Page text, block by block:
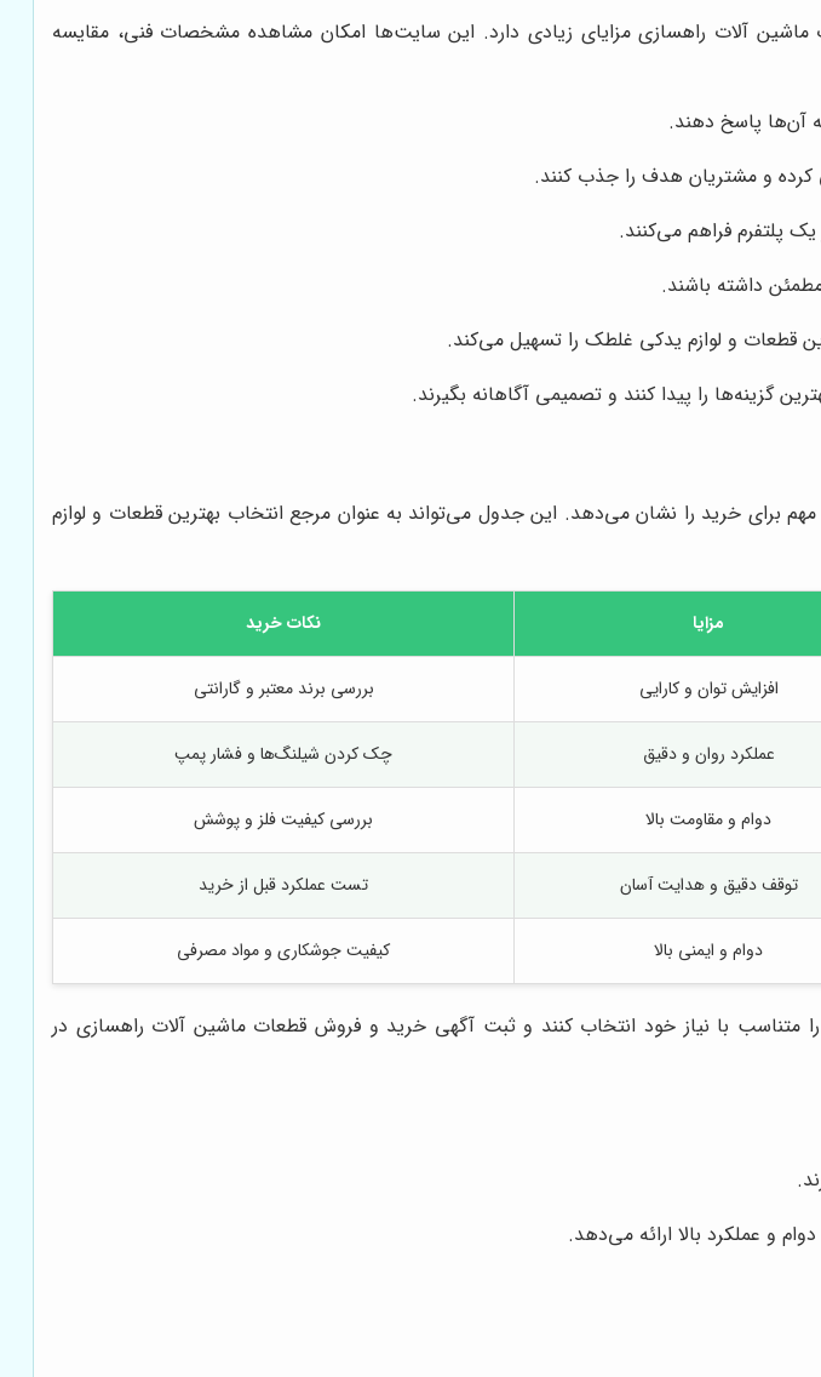
آلات راهسازی مزایای زیادی دارد. این سایت‌ها امکان مشاهده مشخصات فنی، مقایسه
آن‌ها پاسخ دهند.
و مشتریان هدف را جذب کنند.
پلتفرم فراهم می‌کنند.
داشته باشند.
قطعات و لوازم یدکی غلطک را تسهیل می‌کند.
گزینه‌ها را پیدا کنند و تصمیمی آگاهانه بگیرند.
مهم برای خرید را نشان می‌دهد. این جدول می‌تواند به عنوان مرجع انتخاب بهترین قطعات و لوازم
مزایا نکات خرید
افزایش توان و کارایی بررسی برند معتبر و گارانتی
عملکرد روان و دقیق چک کردن شیلنگ‌ها و فشار پمپ
دوام و مقاومت بالا بررسی کیفیت فلز و پوشش
توقف دقیق و هدایت آسان تست عملکرد قبل از خرید
دوام و ایمنی بالا کیفیت جوشکاری و مواد مصرفی
با نیاز خود انتخاب کنند و ثبت آگهی خرید و فروش قطعات ماشین آلات راهسازی در
و عملکرد بالا ارائه می‌دهد.